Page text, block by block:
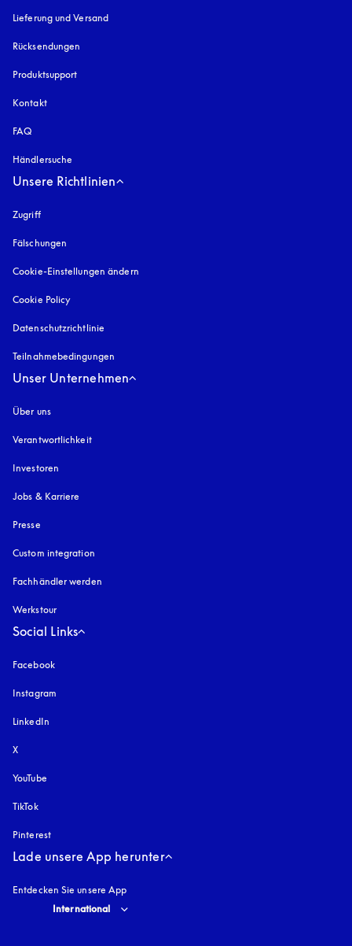
Lieferung und Versand
Rücksendungen
Produktsupport
Kontakt
FAQ
Händlersuche
Unsere Richtlinien
Zugrifföffnet sich in einem neuen Tab
Fälschungen
Cookie-Einstellungen ändern
Cookie Policy
Datenschutzrichtlinie
Teilnahmebedingungen
Unser Unternehmen
Über uns
Verantwortlichkeit
Investoren
Jobs & Karriere
Presse
Custom integration
Fachhändler werden
Werkstour
Social Links
Facebook
Instagram
LinkedIn
X
YouTube
TikTok
Pinterest
Lade unsere App herunter
Entdecken Sie unsere App
Select country and language
International